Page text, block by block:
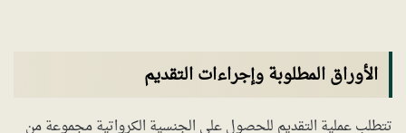
الأوراق المطلوبة وإجراءات التقديم
تتطلب عملية التقديم للحصول على الجنسية الكرواتية مجموعة من